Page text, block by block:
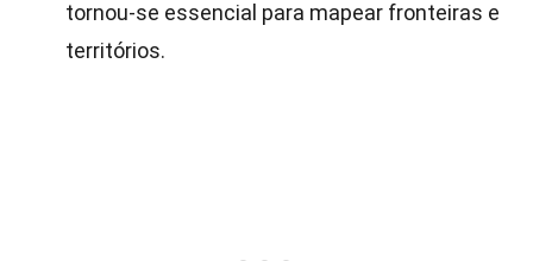
tornou-se essencial para mapear fronteiras e
territórios.